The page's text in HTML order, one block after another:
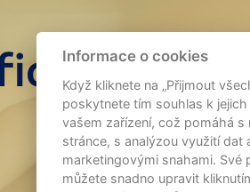
Informace o cookies
Když kliknete na „Přijmout
poskytnete tím souhlas k jejich
vašem zařízení, což pomáhá s
stránce, s analýzou využití dat
marketingovými snahami. Své
můžete snadno upravit